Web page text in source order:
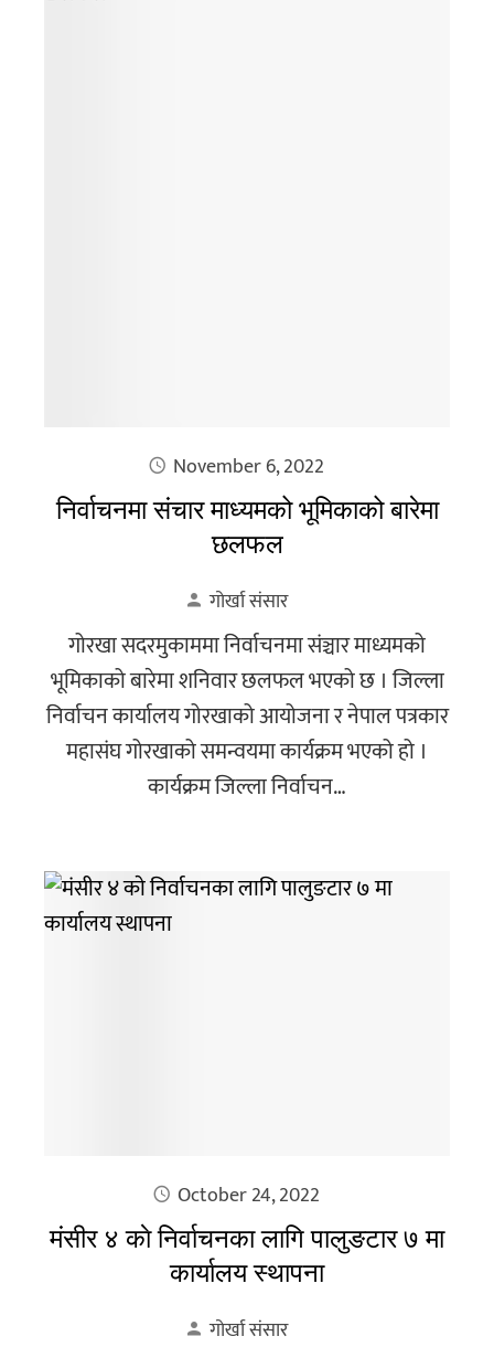
November 6, 2022
निर्वाचनमा संचार माध्यमको भूमिकाको बारेमा
छलफल
गोर्खा संसार
गोरखा सदरमुकाममा निर्वाचनमा संञ्चार माध्यमको
भूमिकाको बारेमा शनिवार छलफल भएको छ । जिल्ला
निर्वाचन कार्यालय गोरखाको आयोजना र नेपाल पत्रकार
महासंघ गोरखाको समन्वयमा कार्यक्रम भएको हो ।
कार्यक्रम जिल्ला निर्वाचन…
October 24, 2022
मंसीर ४ काे निर्वाचनका लागि पालुङटार ७ मा
कार्यालय स्थापना
गोर्खा संसार